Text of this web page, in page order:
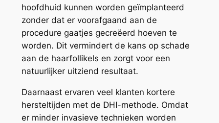
hoofdhuid kunnen worden geïmplanteerd
zonder dat er voorafgaand aan de
procedure gaatjes gecreëerd hoeven te
worden. Dit vermindert de kans op schade
aan de haarfollikels en zorgt voor een
natuurlijker uitziend resultaat.
Daarnaast ervaren veel klanten kortere
hersteltijden met de DHI-methode. Omdat
er minder invasieve technieken worden